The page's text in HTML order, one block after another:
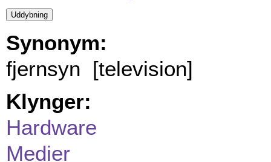
Synonym:
fjernsyn [television]
Klynger:
Hardware
Medier